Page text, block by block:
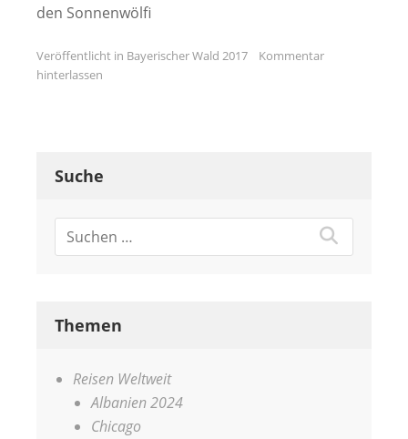
den Sonnenwölfi
Veröffentlicht in Bayerischer Wald 2017
Kommentar
hinterlassen
Suche
Themen
Reisen Weltweit
Albanien 2024
Chicago